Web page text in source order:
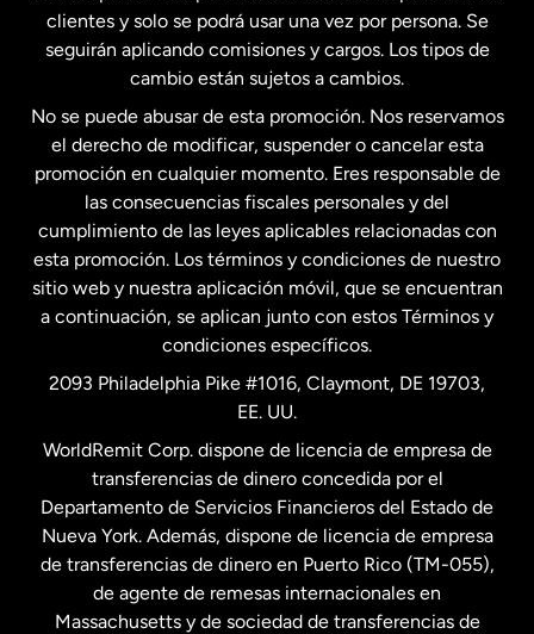
Estados Unidos Español
Francia
Malasia
Nueva Zelanda
Países Bajos
Suecia
clientes y solo se podrá usar una vez por persona. Se
seguirán aplicando comisiones y cargos. Los tipos de
cambio están sujetos a cambios.
No se puede abusar de esta promoción. Nos reservamos
el derecho de modificar, suspender o cancelar esta
promoción en cualquier momento. Eres responsable de
las consecuencias fiscales personales y del
cumplimiento de las leyes aplicables relacionadas con
esta promoción. Los términos y condiciones de nuestro
sitio web y nuestra aplicación móvil, que se encuentran
a continuación, se aplican junto con estos Términos y
condiciones específicos.
2093 Philadelphia Pike #1016, Claymont, DE 19703,
EE. UU.
WorldRemit Corp. dispone de licencia de empresa de
transferencias de dinero concedida por el
Departamento de Servicios Financieros del Estado de
Nueva York. Además, dispone de licencia de empresa
de transferencias de dinero en Puerto Rico (TM-055),
de agente de remesas internacionales en
Massachusetts y de sociedad de transferencias de